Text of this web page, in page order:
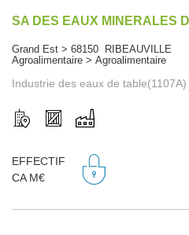
SA DES EAUX MINERALES
Grand Est > 68150 RIBEAUVILLE
Agroalimentaire > Agroalimentaire
Industrie des eaux de table(1107A)
EFFECTIF
CA M€